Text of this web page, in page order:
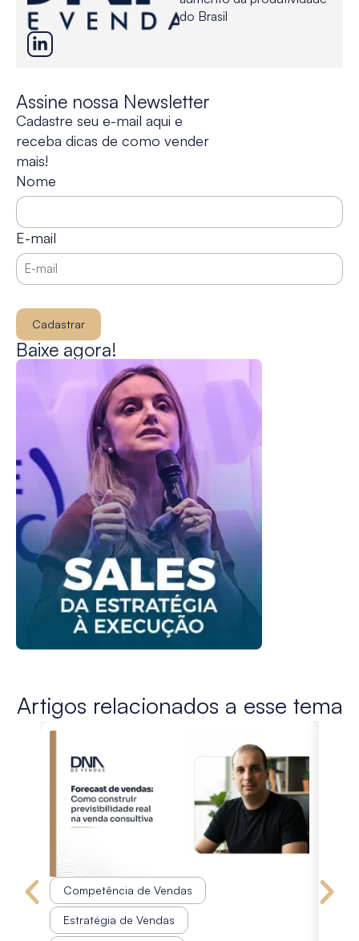
do Brasil
Assine nossa Newsletter
Cadastre seu e-mail aqui e
receba dicas de como vender
mais!
Nome
E-mail
Cadastrar
Baixe agora!
Artigos relacionados a esse tema
Competência de Vendas
Estratégia de Vendas